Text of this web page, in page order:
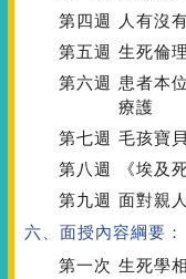
第四週
人有沒
第五週
生死倫
第六週
患者本
療護
第七週
毛孩寶
第八週
《埃及
第九週
面對親
六、面授內容綱要：
第一次 生死學